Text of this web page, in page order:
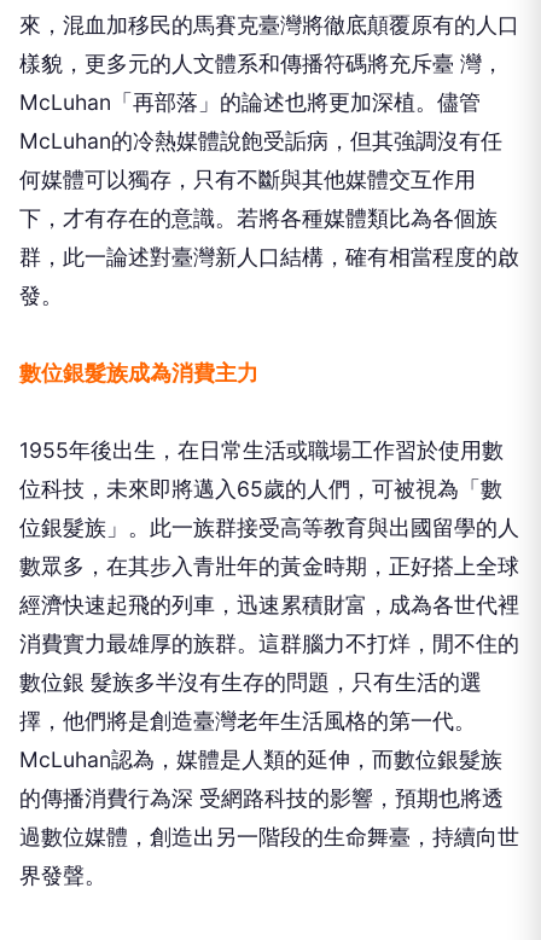
來，混血加移民的馬賽克臺灣將徹底顛覆原有的人口
樣貌，更多元的人文體系和傳播符碼將充斥臺 灣，
McLuhan「再部落」的論述也將更加深植。儘管
McLuhan的冷熱媒體說飽受詬病，但其強調沒有任
何媒體可以獨存，只有不斷與其他媒體交互作用
下，才有存在的意識。若將各種媒體類比為各個族
群，此一論述對臺灣新人口結構，確有相當程度的啟
發。
數位銀髮族成為消費主力
1955年後出生，在日常生活或職場工作習於使用數
位科技，未來即將邁入65歲的人們，可被視為「數
位銀髮族」。此一族群接受高等教育與出國留學的人
數眾多，在其步入青壯年的黃金時期，正好搭上全球
經濟快速起飛的列車，迅速累積財富，成為各世代裡
消費實力最雄厚的族群。這群腦力不打烊，閒不住的
數位銀 髮族多半沒有生存的問題，只有生活的選
擇，他們將是創造臺灣老年生活風格的第一代。
McLuhan認為，媒體是人類的延伸，而數位銀髮族
的傳播消費行為深 受網路科技的影響，預期也將透
過數位媒體，創造出另一階段的生命舞臺，持續向世
界發聲。